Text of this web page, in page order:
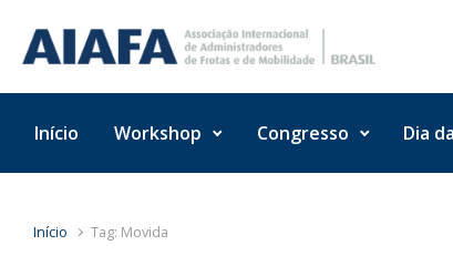
Skip to main content
Início Workshop Congresso Dia
Início Tag: Movida